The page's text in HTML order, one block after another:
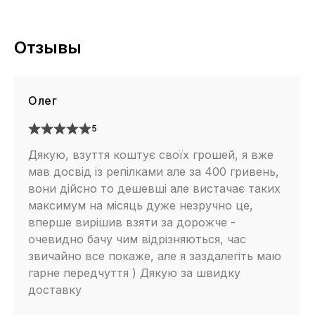
Эти кроссовки прекрасно подойдут для любых
Это сеточка? Ноги не потеют?
Модель vapormax выполнена из высокотехнологичных
текстильных материалов, во главу угла была
поставлена вентиляция, снижение веса и комфортная
посадка. Иными словами — вентиляция прекрасная,
ноги не будут потеть.
Отзывы
Олег
5
Дякую, взуття коштує своїх грошей, я вже
мав досвід із репілками але за 400 гривень,
вони дійсно то дешевші але вистачає таких
максимум на місяць дуже незручно це,
вперше вирішив взяти за дорожче -
очевидно бачу чим відрізняються, час
звичайно все покаже, але я заздалегіть маю
гарне передчуття ) Дякую за швидку
доставку